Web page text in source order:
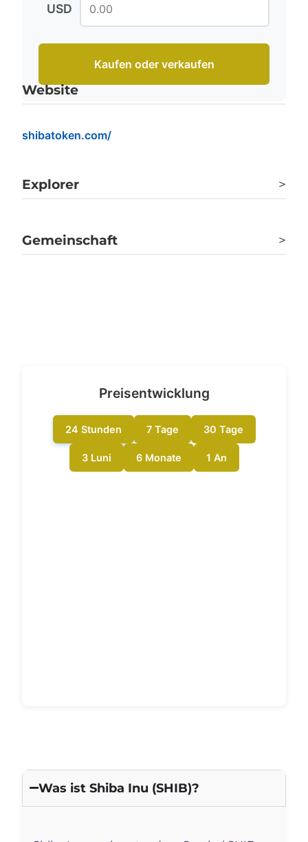
USD
Kaufen oder verkaufen
Website
shibatoken.com/
Explorer >
ethereum.dex.guru
Gemeinschaft >
Preisentwicklung
24 Stunden 7 Tage 30 Tage
3 Luni 6 Monate 1 An
Was ist Shiba Inu (SHIB)?